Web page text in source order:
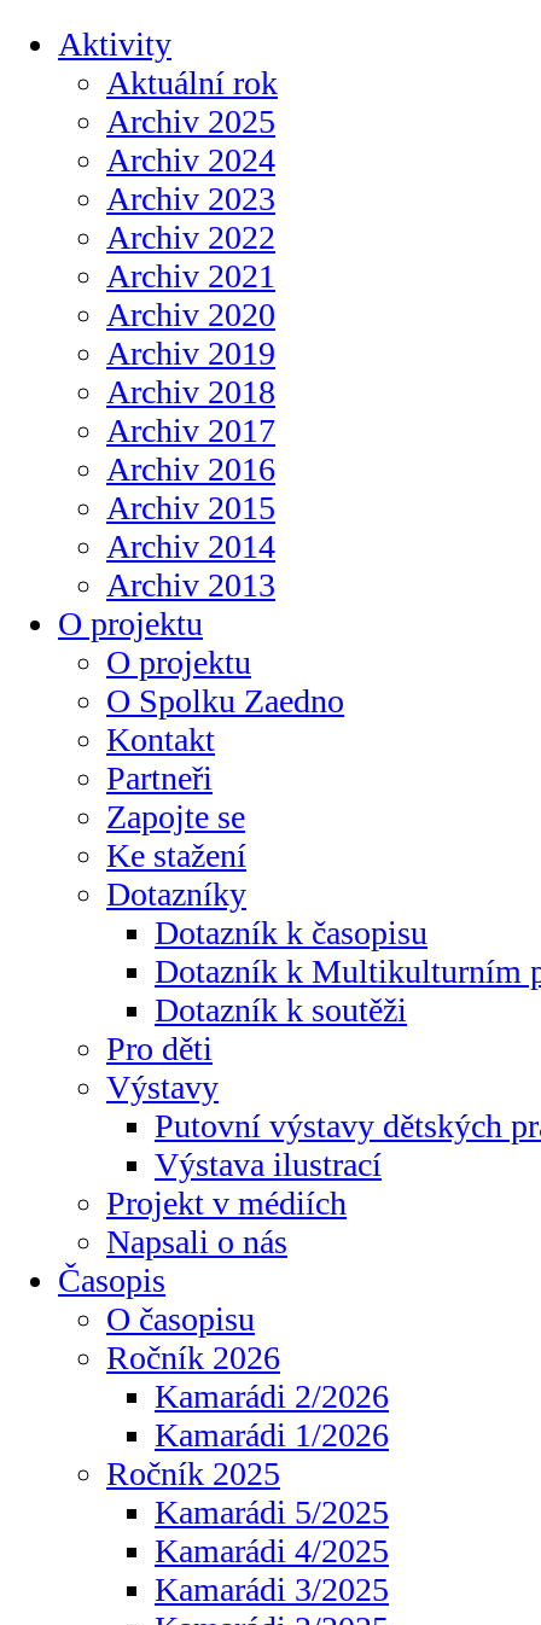
Aktivity
Aktuální rok
Archiv 2025
Archiv 2024
Archiv 2023
Archiv 2022
Archiv 2021
Archiv 2020
Archiv 2019
Archiv 2018
Archiv 2017
Archiv 2016
Archiv 2015
Archiv 2014
Archiv 2013
O projektu
O projektu
O Spolku Zaedno
Kontakt
Partneři
Zapojte se
Ke stažení
Dotazníky
Dotazník k časopisu
Dotazník k Multikulturním
Dotazník k soutěži
Pro děti
Výstavy
Putovní výstavy dětských
Výstava ilustrací
Projekt v médiích
Napsali o nás
Časopis
O časopisu
Ročník 2026
Kamarádi 2/2026
Kamarádi 1/2026
Ročník 2025
Kamarádi 5/2025
Kamarádi 4/2025
Kamarádi 3/2025